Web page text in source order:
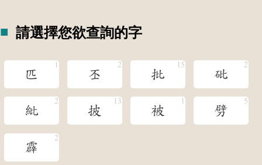
請選擇您欲查詢的字
匹 丕 批 砒
紕 披 被 劈
霹